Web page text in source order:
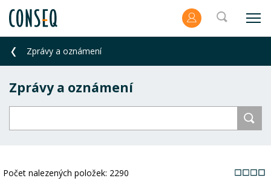
Zprávy a oznámení
Zprávy a oznámení
Počet nalezených položek: 2290